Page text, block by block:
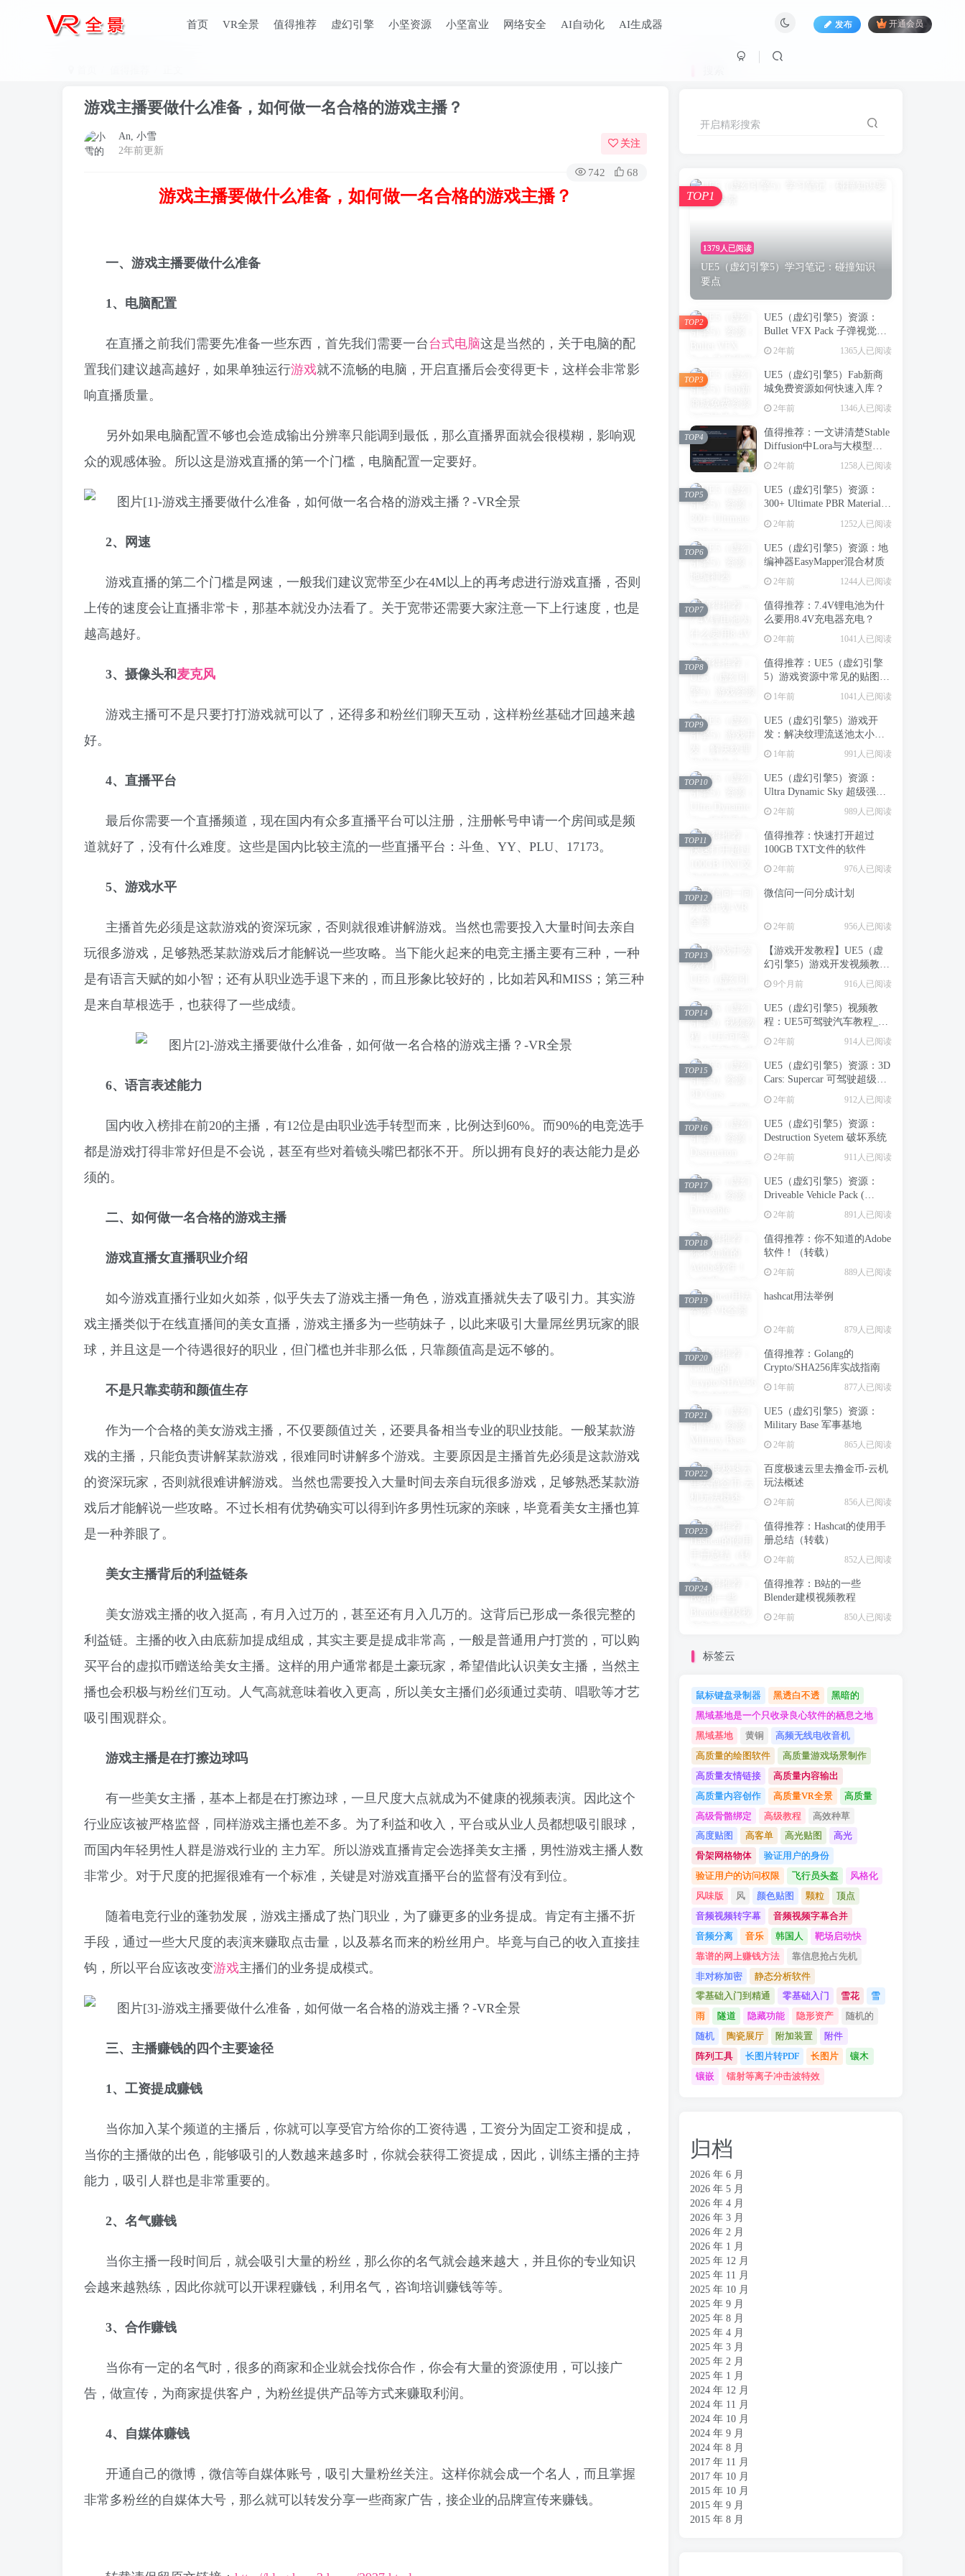
首页 VR全景 值得推荐 虚幻引擎 小坚资源 小坚富业 网络安全 AI自动化 AI生成器 发布 开通会员
游戏主播要做什么准备，如何做一名合格的游戏主播？
An, 小雪
2年前更新
关注
742 68
游戏主播要做什么准备，如何做一名合格的游戏主播？
一、游戏主播要做什么准备
1、 电脑配置
在直播之前我们需要先准备一些东西，首先我们需要一台台式电脑这是当然的，关于电脑的配
置我们建议越高越好，如果单独运行游戏就不流畅的电脑，开启直播后会变得更卡，这样会非常影
响直播质量。
另外如果电脑配置不够也会造成输出分辨率只能调到最低，那么直播界面就会很模糊，影响观
众的观感体验。所以这是游戏直播的第一个门槛，电脑配置一定要好。
2、网速
游戏直播的第二个门槛是网速，一般我们建议宽带至少在4M以上的再考虑进行游戏直播，否则
上传的速度会让直播非常卡，那基本就没办法看了。关于宽带还需要大家注意一下上行速度，也是
越高越好。
3、摄像头和 麦克风
游戏主播可不是只要打打游戏就可以了，还得多和粉丝们聊天互动，这样粉丝基础才回越来越
好。
4、 直播平台
最后你需要一个直播频道，现在国内有众多直播平台可以注册，注册帐号申请一个房间或是频
道就好了，没有什么难度。这些是国内比较主流的一些直播平台：斗鱼、YY、PLU、17173。
5、 游戏水平
主播首先必须是这款游戏的资深玩家，否则就很难讲解游戏。当然也需要投入大量时间去亲自
玩很多游戏，足够熟悉某款游戏后才能解说一些攻略。当下能火起来的电竞主播主要有三种，一种
是有语言天赋的如小智；还有从职业选手退下来的，而且形象比较好的，比如若风和MISS；第三种
是来自草根选手，也获得了一些成绩。
6、语言表述能力
国内收入榜排在前20的主播，有12位是由职业选手转型而来，比例达到60%。而90%的电竞选手
都是游戏打得非常好但是不会说，甚至有些对着镜头嘴巴都张不开。所以拥有良好的表达能力是必
须的。
二、如何做一名合格的游戏主播
游戏直播女直播职业介绍
如今游戏直播行业如火如荼，似乎失去了游戏主播一角色，游戏直播就失去了吸引力。其实游
戏主播类似于在线直播间的美女直播，游戏主播多为一些萌妹子，以此来吸引大量屌丝男玩家的眼
球，并且这是一个待遇很好的职业，但门槛也并非那么低，只靠颜值高是远不够的。
不是只靠卖萌和颜值生存
作为一个合格的美女游戏主播，不仅要颜值过关，还要具备相当专业的职业技能。一般某款游
戏的主播，只能负责讲解某款游戏，很难同时讲解多个游戏。主要原因是主播首先必须是这款游戏
的资深玩家，否则就很难讲解游戏。当然也需要投入大量时间去亲自玩很多游戏，足够熟悉某款游
戏后才能解说一些攻略。不过长相有优势确实可以得到许多男性玩家的亲睐，毕竟看美女主播也算
是一种养眼了。
美女主播背后的利益链条
美女游戏主播的收入挺高，有月入过万的，甚至还有月入几万的。这背后已形成一条很完整的
利益链。主播的收入由底薪加提成组成，其实主要是提成非常高，一般是普通用户打赏的，可以购
买平台的虚拟币赠送给美女主播。这样的用户通常都是土豪玩家，希望借此认识美女主播，当然主
播也会积极与粉丝们互动。人气高就意味着收入更高，所以美女主播们必须通过卖萌、唱歌等才艺
吸引围观群众。
游戏主播是在打擦边球吗
有一些美女主播，基本上都是在打擦边球，一旦尺度大点就成为不健康的视频表演。因此这个
行业应该被严格监督，同样游戏主播也差不多。为了利益和收入，平台或从业人员都想吸引眼球，
而国内年轻男性人群是游戏行业的 主力军。所以游戏直播肯定会选择美女主播，男性游戏主播人数
非常少。对于尺度的把握很难有一个标准，关键是对游戏直播平台的监督有没有到位。
随着电竞行业的蓬勃发展，游戏主播成了热门职业，为了赚更多的业务提成。肯定有主播不折
手段，通过一些大尺度的表演来赚取点击量，以及慕名而来的粉丝用户。毕竟与自己的收入直接挂
钩，所以平台应该改变游戏主播们的业务提成模式。
三、主播赚钱的四个主要途径
1、工资提成赚钱
当你加入某个频道的主播后，你就可以享受官方给你的工资待遇，工资分为固定工资和提成，
当你的主播做的出色，能够吸引的人数越来越多时，你就会获得工资提成，因此，训练主播的主持
能力，吸引人群也是非常重要的。
2、名气赚钱
当你主播一段时间后，就会吸引大量的粉丝，那么你的名气就会越来越大，并且你的专业知识
会越来越熟练，因此你就可以开课程赚钱，利用名气，咨询培训赚钱等等。
3、合作赚钱
当你有一定的名气时，很多的商家和企业就会找你合作，你会有大量的资源使用，可以接广
告，做宣传，为商家提供客户，为粉丝提供产品等方式来赚取利润。
4、自媒体赚钱
开通自己的微博，微信等自媒体账号，吸引大量粉丝关注。这样你就会成一个名人，而且掌握
非常多粉丝的自媒体大号，那么就可以转发分享一些商家广告，接企业的品牌宣传来赚钱。
开启精彩搜索
1379人已阅读
UE5（虚幻引擎5）学习笔记：碰撞知识
要点
TOP1
UE5（虚幻引擎5）资源：
Bullet VFX Pack 子弹视觉特
效包
2年前 1365人已阅读
TOP2
UE5（虚幻引擎5）Fab新商
城免费资源如何快速入库？
2年前 1346人已阅读
TOP3
值得推荐：一文讲清楚Stable
Diffusion中Lora与大模型的
区别（转载）
2年前 1258人已阅读
TOP4
UE5（虚幻引擎5）资源：
300+ Ultimate PBR Materials
Pack 写实建筑室内PBR材质
库
2年前 1252人已阅读
TOP5
UE5（虚幻引擎5）资源：地
编神器EasyMapper混合材质
2年前 1244人已阅读
TOP6
值得推荐：7.4V锂电池为什
么要用8.4V充电器充电？
2年前 1041人已阅读
TOP7
值得推荐：UE5（虚幻引擎
5）游戏资源中常见的贴图类
型（转载）
1年前 1041人已阅读
TOP8
UE5（虚幻引擎5）游戏开
发：解决纹理流送池太小，
造成场景中纹理模糊的问题
1年前 991人已阅读
TOP9
UE5（虚幻引擎5）资源：
Ultra Dynamic Sky 超级强大
的动态天空天气系统
2年前 989人已阅读
TOP10
值得推荐：快速打开超过
100GB TXT文件的软件
2年前 976人已阅读
TOP11
微信问一问分成计划
2年前 956人已阅读
TOP12
【游戏开发教程】UE5（虚
幻引擎5）游戏开发视频教
程：虚幻引擎5中创建第一人
称射击游戏_中英字幕
9个月前 916人已阅读
TOP13
UE5（虚幻引擎5）视频教
程：UE5可驾驶汽车教程_中
文字幕
2年前 914人已阅读
TOP14
UE5（虚幻引擎5）资源：3D
Cars: Supercar 可驾驶超级跑
车
2年前 912人已阅读
TOP15
UE5（虚幻引擎5）资源：
Destruction Syetem 破坏系统
2年前 911人已阅读
TOP16
UE5（虚幻引擎5）资源：
Driveable Vehicle Pack (
REDUX ) 2.0 可驾驶汽车包
（支持到UE5.5）【推荐】
2年前 891人已阅读
TOP17
值得推荐：你不知道的Adobe
软件！（转载）
2年前 889人已阅读
TOP18
hashcat用法举例
2年前 879人已阅读
TOP19
值得推荐：Golang的
Crypto/SHA256库实战指南
1年前 877人已阅读
TOP20
UE5（虚幻引擎5）资源：
Military Base 军事基地
2年前 865人已阅读
TOP21
百度极速云里去撸金币-云机
玩法概述
2年前 856人已阅读
TOP22
值得推荐：Hashcat的使用手
册总结（转载）
2年前 852人已阅读
TOP23
值得推荐：B站的一些
Blender建模视频教程
2年前 850人已阅读
TOP24
标签云
鼠标键盘录制器 黑透白不透
黑暗的
黑域基地是一个只收录良心软件的栖息之地
黑域基地
黄铜
高频无线电收音机
高质量的绘图软件
高质量游戏场景制作
高质量友情链接
高质量内容输出
高质量内容创作
高质量VR全景
高质量
高级骨骼绑定
高级教程
高效种草
高度贴图
高客单 高光贴图
高光
骨架网格物体
验证用户的身份
验证用户的访问权限
飞行员头盔
风格化
风味版
风 颜色贴图 颗粒
顶点
音频视频转字幕
音频视频字幕合并
音频分离
音乐 韩国人
靶场启动快
靠谱的网上赚钱方法
靠信息抢占先机
非对称加密
静态分析软件
零基础入门到精通
零基础入门 雪花
雪
雨
隧道 隐藏功能 隐形资产
随机的
随机
陶瓷展厅 附加装置
附件
阵列工具
长图片转PDF 长图片
镶木
镶嵌
镭射等离子冲击波特效
归档
2026 年 6 月
2026 年 5 月
2026 年 4 月
2026 年 3 月
2026 年 2 月
2026 年 1 月
2025 年 12 月
2025 年 11 月
2025 年 10 月
2025 年 9 月
2025 年 8 月
2025 年 4 月
2025 年 3 月
2025 年 2 月
2025 年 1 月
2024 年 12 月
2024 年 11 月
2024 年 10 月
2024 年 9 月
2024 年 8 月
2017 年 11 月
2017 年 10 月
2015 年 10 月
2015 年 9 月
2015 年 8 月